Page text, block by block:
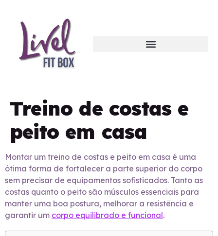
Treino de costas e
peito em casa
Montar um treino de costas e peito em casa é uma
ótima forma de fortalecer a parte superior do corpo
sem precisar de equipamentos sofisticados. Tanto as
costas quanto o peito são músculos essenciais para
manter uma boa postura, melhorar a resistência e
garantir um corpo equilibrado e funcional.